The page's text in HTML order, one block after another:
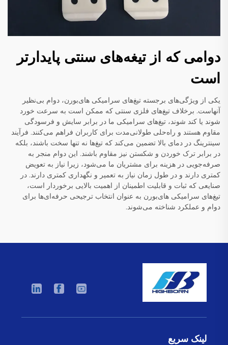
دوامی که از تیغه‌های سنتی پایدارتر
است
یکی از ویژگی‌های برجسته تیغ‌های سرامیکی های‌بورن، دوام بی‌نظیر
آنهاست. برخلاف تیغ‌های فلزی سنتی که ممکن است به سرعت خورد
شوند یا کند شوند، تیغ‌های سرامیکی ما در برابر سایش و فرسودگی
مقاوم هستند و راه‌حلی طولانی‌مدت برای کاربران فراهم می‌کنند. فرآیند
سینترینگ در دمای بالا تضمین می‌کند که تیغ‌ها نه تنها سخت باشند، بلکه
در برابر ترک خوردن و شکستن نیز مقاوم باشند. این دوام منجر به
صرفه‌جویی در هزینه برای مشتریان ما می‌شود، زیرا نیاز به تعویض
کمتری دارند و در طول زمان نیاز به تعمیر و نگهداری کمتری دارند. در
صنایعی که ثبات و قابلیت اطمینان از اهمیت بالایی برخوردار است،
تیغ‌های سرامیکی های‌بورن به عنوان انتخاب ترجیحی حرفه‌ای‌ها برای
دوام و عملکرد شناخته می‌شوند.
لینک سریع